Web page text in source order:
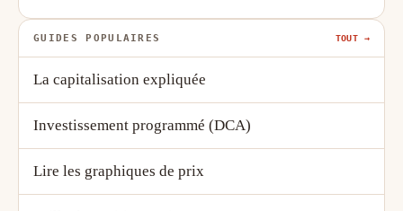
GUIDES POPULAIRES TOUT →
La capitalisation expliquée
Investissement programmé (DCA)
Lire les graphiques de prix